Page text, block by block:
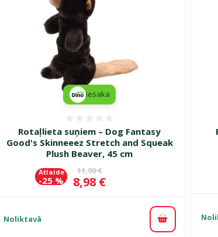
grozam
Rotaļlieta suņiem – Dog Fantasy
Good's Skinneeez Stretch and Squeak
Plush Beaver, 45 cm
Oriģinālā cena
11,99 €
Cena
8,98 €
Atlaide
-25 %
iesaka
Noliktavā Pievienot